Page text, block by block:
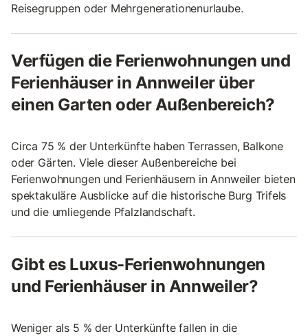
Reisegruppen oder Mehrgenerationenurlaube.
Verfügen die Ferienwohnungen und
Ferienhäuser in Annweiler über
einen Garten oder Außenbereich?
Circa 75 % der Unterkünfte haben Terrassen, Balkone
oder Gärten. Viele dieser Außenbereiche bei
Ferienwohnungen und Ferienhäusern in Annweiler bieten
spektakuläre Ausblicke auf die historische Burg Trifels
und die umliegende Pfalzlandschaft.
Gibt es Luxus-Ferienwohnungen
und Ferienhäuser in Annweiler?
Weniger als 5 % der Unterkünfte fallen in die